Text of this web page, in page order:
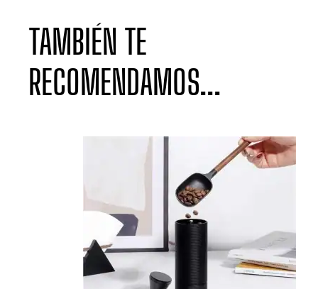
TAMBIÉN TE
RECOMENDAMOS...